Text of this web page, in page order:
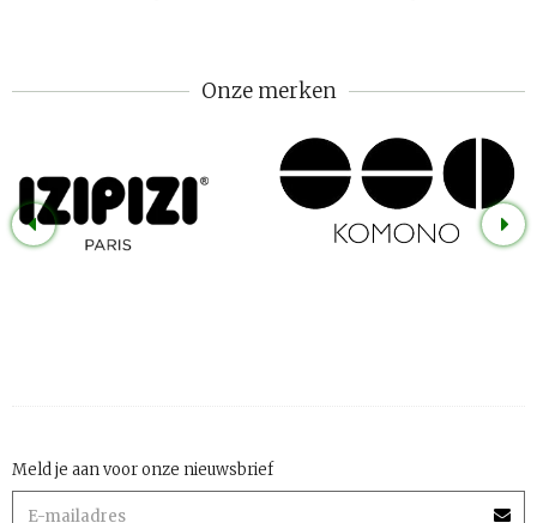
Onze merken
Meld je aan voor onze nieuwsbrief